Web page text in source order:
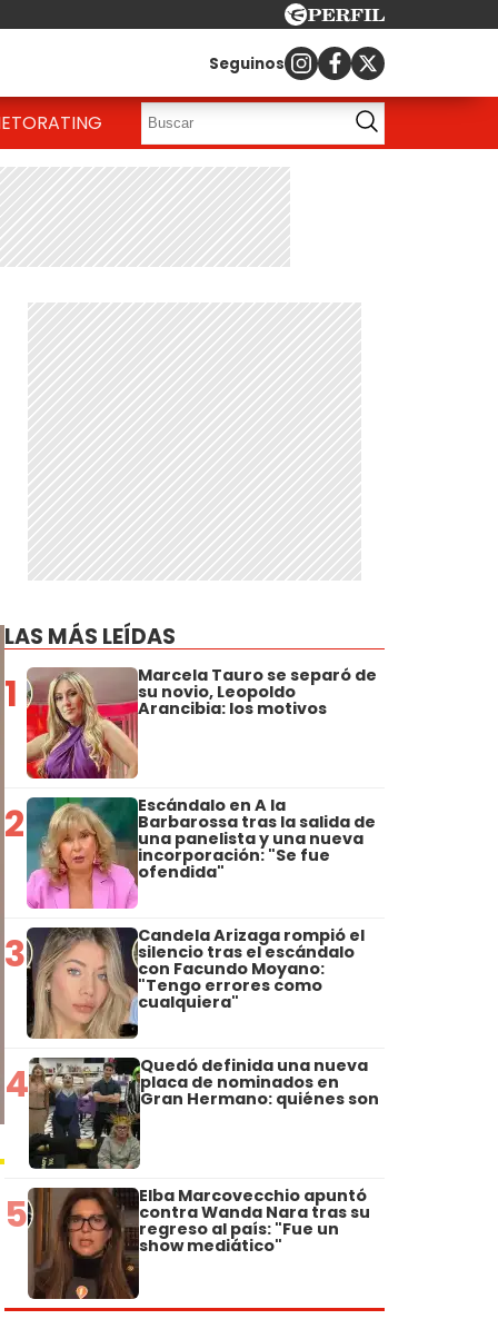
Seguinos
RATING
LAS MÁS LEÍDAS
1 Marcela Tauro se separó de
su novio, Leopoldo
Arancibia: los motivos
2 Escándalo en A la
Barbarossa tras la salida de
una panelista y una nueva
incorporación: "Se fue
ofendida"
3 Candela Arizaga rompió el
silencio tras el escándalo
con Facundo Moyano:
"Tengo errores como
cualquiera"
4 Quedó definida una nueva
placa de nominados en
Gran Hermano: quiénes son
5 Elba Marcovecchio apuntó
contra Wanda Nara tras su
regreso al país: "Fue un
show mediático"